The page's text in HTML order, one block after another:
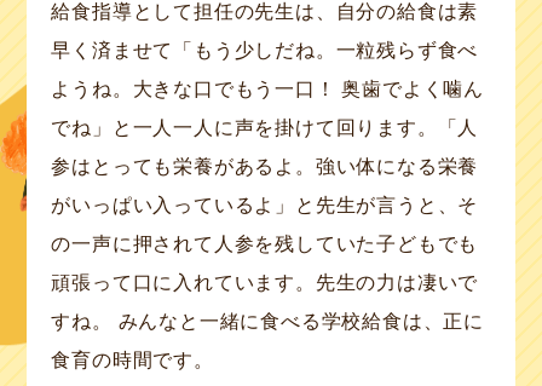
給食指導として担任の先生は、自分の給食は素
早く済ませて「もう少しだね。一粒残らず食べ
ようね。大きな口でもう一口！ 奥歯でよく噛ん
でね」と一人一人に声を掛けて回ります。「人
参はとっても栄養があるよ。強い体になる栄養
がいっぱい入っているよ」と先生が言うと、そ
の一声に押されて人参を残していた子どもでも
頑張って口に入れています。先生の力は凄いで
すね。 みんなと一緒に食べる学校給食は、正に
食育の時間です。